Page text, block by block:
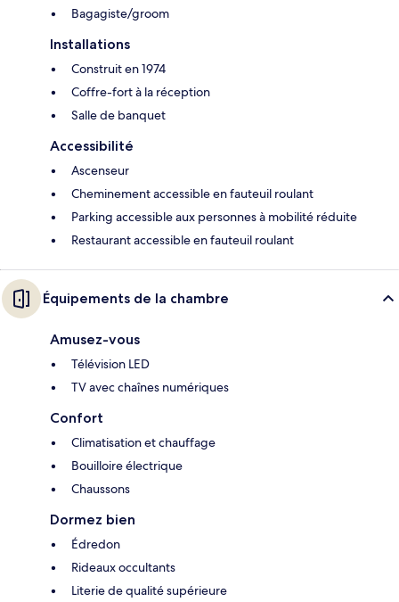
Bagagiste/groom
Installations
Construit en 1974
Coffre-fort à la réception
Salle de banquet
Accessibilité
Ascenseur
Cheminement accessible en fauteuil roulant
Parking accessible aux personnes à mobilité réduite
Restaurant accessible en fauteuil roulant
Équipements de la chambre
Amusez-vous
Télévision LED
TV avec chaînes numériques
Confort
Climatisation et chauffage
Bouilloire électrique
Chaussons
Dormez bien
Édredon
Rideaux occultants
Literie de qualité supérieure